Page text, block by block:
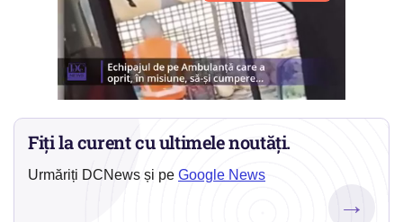
Fiți la curent cu ultimele noutăți.
Urmăriți DCNews și pe Google News
→